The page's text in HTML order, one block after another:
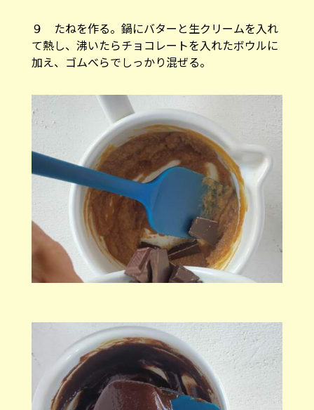
９ たねを作る。鍋にバターと生クリームを入れ
て熱し、沸いたらチョコレートを入れたボウルに
加え、ゴムべらでしっかり混ぜる。